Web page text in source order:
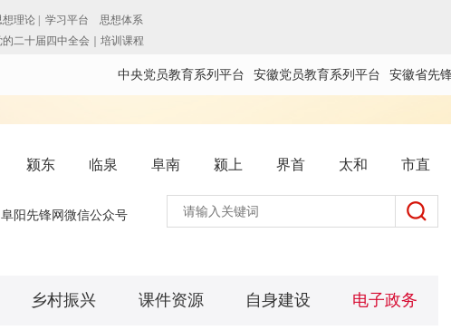
中央党员教育系列平台 安徽党员教育系列平台 安徽省先
颍东 临泉 阜南 颍上 界首 太和 市直
阜阳先锋网微信公众号
乡村振兴 课件资源 自身建设 电子政务